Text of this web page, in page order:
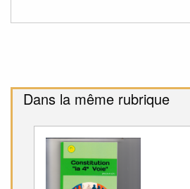
Dans la même rubrique